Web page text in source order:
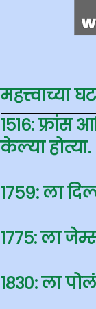
महत्त्वाच्या
१५१६: फ्रांस
केल्या होत्या.
१७५९: ला
१७७५: ला
१८३०: ला